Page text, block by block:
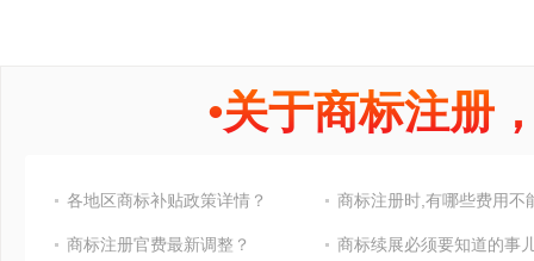
•关于商标注册
各地区商标补贴政策详情？
商标注册官费最新调整？ 商标续展必须要知道的事